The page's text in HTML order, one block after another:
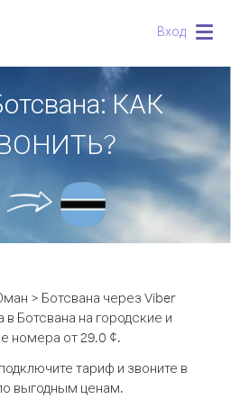
Вход
КАК
> Ботсвана через Viber
в Ботсвана на городские и
номера от 29.0 ¢.
тариф и звоните в
выгодным ценам.